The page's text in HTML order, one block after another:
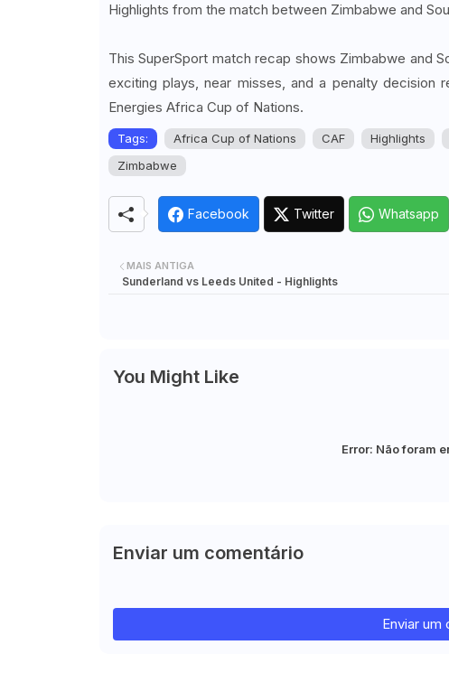
Highlights from the match between Zimbabwe and
This SuperSport match recap shows Zimbabwe and
exciting plays, near misses, and a penalty decision
Energies Africa Cup of Nations.
Tags: Africa Cup of Nations CAF Highlights
Zimbabwe
Facebook Twitter Whatsapp
MAIS ANTIGA
Sunderland vs Leeds United - Highlights
You Might Like
Error: Não foram
Enviar um comentário
Enviar um